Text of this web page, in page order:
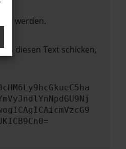
werden.
diesen Text schicken,